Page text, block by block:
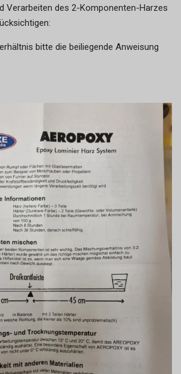
Verarbeiten des 2-Komponenten-Harzes
bitte die beiliegende Anweisung